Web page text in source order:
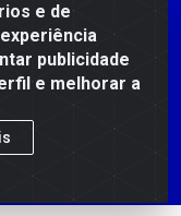
e de
publicidade
e melhorar a
- AVENIDA
SANTANA /BA
0003-11